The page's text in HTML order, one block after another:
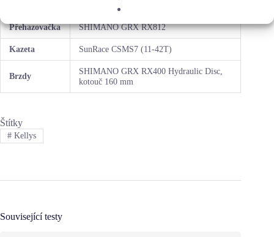
Přehazovačka SHIMANO GRX RX812
Kazeta SunRace CSMS7 (11-42T)
Brzdy
SHIMANO GRX RX400 Hydraulic Disc,
kotouč 160 mm
Štítky
#Kellys
Související testy